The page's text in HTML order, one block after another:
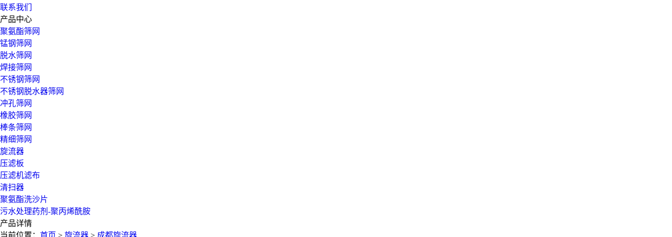
联系我们
产品中心
聚氨酯筛网
锰钢筛网
脱水筛网
焊接筛网
不锈钢筛网
不锈钢脱水器筛网
冲孔筛网
橡胶筛网
棒条筛网
精细筛网
旋流器
压滤板
压滤机滤布
清扫器
聚氨酯洗沙片
污水处理药剂-聚丙烯酰胺
产品详情
当前位置： 首页 > 旋流器 > 成都旋流器